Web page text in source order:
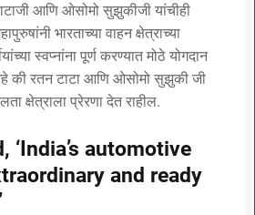
आणि ओसोमो सुझुकीजी यांचीही
भारताच्या वाहन क्षेत्राच्या
स्वप्नांना पूर्ण करण्यात मोठे योगदान
की रतन टाटा आणि ओसोमो सुझुकी जी
क्षेत्राला प्रेरणा देत राहील.
‘India’s automotive
and ready